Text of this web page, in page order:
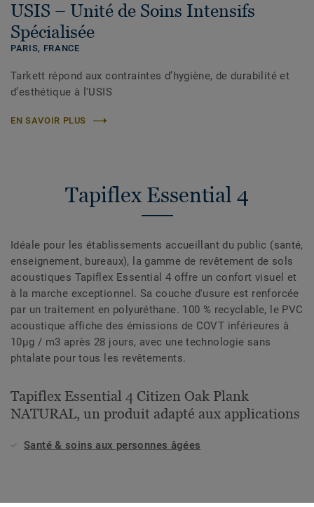
USIS – Unité de Soins Intensifs
Spécialisée
PARIS, FRANCE
Tarkett répond aux contraintes d’hygiène, de durabilité et
d’esthétique à l'USIS
EN SAVOIR PLUS
Tapiflex Essential 4
Idéale pour les établissements accueillant du public (santé,
enseignement, bureaux), la gamme de revêtement de sols
acoustiques Tapiflex Essential 4 offre un confort visuel et
à la marche exceptionnel. Sa couche d'usure est renforcée
par un traitement en polyuréthane. 100 % recyclable, le PVC
acoustique affiche des émissions de COVT inférieures à
10µg / m3 après 28 jours, avec une technologie sans
phtalate pour tous les revêtements.
Tapiflex Essential 4 Citizen Oak Plank
NATURAL, un produit adapté aux applications
Santé & soins aux personnes âgées